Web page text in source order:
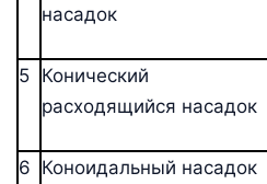
насадок
5 Конический
расходящийся насадок
6 Коноидальный насадок